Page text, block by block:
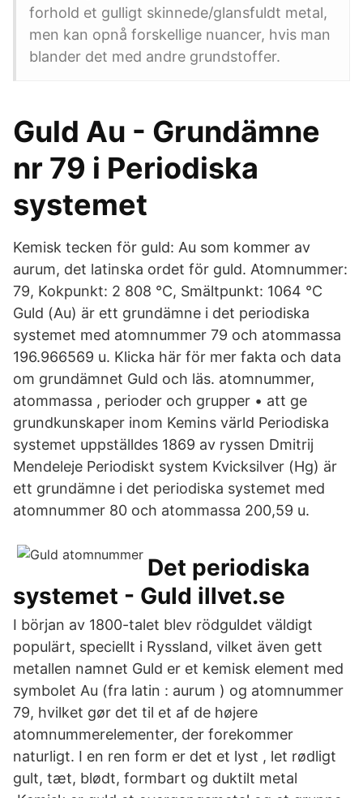
forhold et gulligt skinnede/glansfuldt metal,
men kan opnå forskellige nuancer, hvis man
blander det med andre grundstoffer.
Guld Au - Grundämne
nr 79 i Periodiska
systemet
Kemisk tecken för guld: Au som kommer av
aurum, det latinska ordet för guld. Atomnummer:
79, Kokpunkt: 2 808 °C, Smältpunkt: 1064 °C
Guld (Au) är ett grundämne i det periodiska
systemet med atomnummer 79 och atommassa
196.966569 u. Klicka här för mer fakta och data
om grundämnet Guld och läs. atomnummer,
atommassa , perioder och grupper • att ge
grundkunskaper inom Kemins värld Periodiska
systemet uppställdes 1869 av ryssen Dmitrij
Mendeleje Periodiskt system Kvicksilver (Hg) är
ett grundämne i det periodiska systemet med
atomnummer 80 och atommassa 200,59 u.
Det periodiska
systemet - Guld illvet.se
I början av 1800-talet blev rödguldet väldigt
populärt, speciellt i Ryssland, vilket även gett
metallen namnet Guld er et kemisk element med
symbolet Au (fra latin : aurum ) og atomnummer
79, hvilket gør det til et af de højere
atomnummerelementer, der forekommer
naturligt. I en ren form er det et lyst , let rødligt
gult, tæt, blødt, formbart og duktilt metal